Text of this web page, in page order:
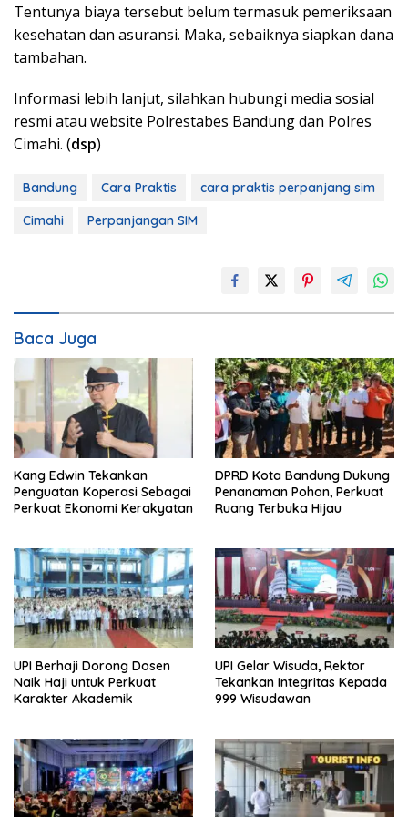
Tentunya biaya tersebut belum termasuk pemeriksaan
kesehatan dan asuransi. Maka, sebaiknya siapkan dana
tambahan.
Informasi lebih lanjut, silahkan hubungi media sosial
resmi atau website Polrestabes Bandung dan Polres
Cimahi. (dsp)
Bandung Cara Praktis
cara praktis perpanjang sim
Cimahi
Perpanjangan SIM
Baca Juga
Kang Edwin Tekankan
Penguatan Koperasi Sebagai
Perkuat Ekonomi Kerakyatan
DPRD Kota Bandung Dukung
Penanaman Pohon, Perkuat
Ruang Terbuka Hijau
UPI Berhaji Dorong Dosen
Naik Haji untuk Perkuat
Karakter Akademik
UPI Gelar Wisuda, Rektor
Tekankan Integritas Kepada
999 Wisudawan